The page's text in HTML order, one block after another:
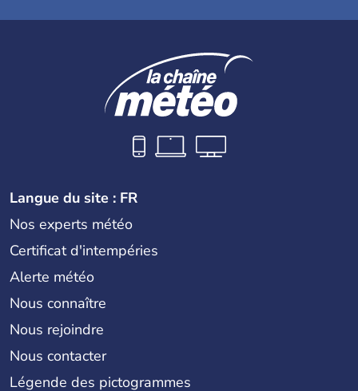
Langue du site : FR
Nos experts météo
Certificat d'intempéries
Alerte météo
Nous connaître
Nous rejoindre
Nous contacter
Légende des pictogrammes